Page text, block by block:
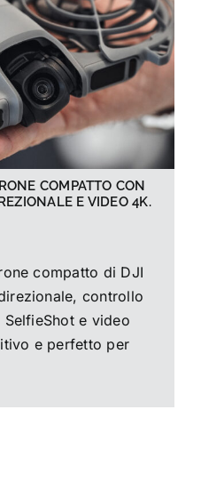
COMPATTO CON
E VIDEO 4K.
compatto di DJI
controllo
e video
e perfetto per